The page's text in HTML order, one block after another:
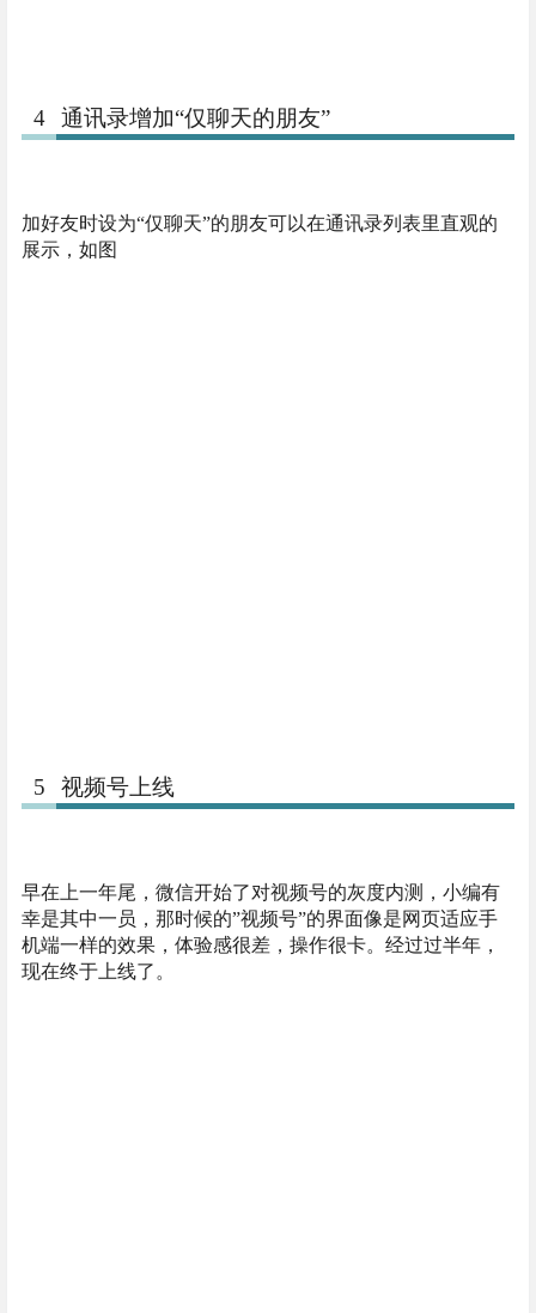
4 通讯录增加“仅聊天的朋友”
加好友时设为“仅聊天”的朋友可以在通讯录列表里直观的
展示，如图
5 视频号上线
早在上一年尾，微信开始了对视频号的灰度内测，小编有
幸是其中一员，那时候的”视频号”的界面像是网页适应手
机端一样的效果，体验感很差，操作很卡。经过过半年，
现在终于上线了。